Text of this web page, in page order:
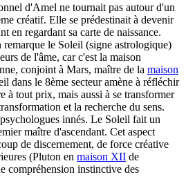
d'Amel ne tournait pas autour d'un
créatif. Elle se prédestinait à devenir
en regardant sa carte de naissance.
le Soleil (signe astrologique)
de l'âme, car c'est la maison
conjoint à Mars, maître de la maison
dans le 8ème secteur amène à réfléchir
à tout prix, mais aussi à se transformer
et la recherche du sens.
innés. Le Soleil fait un
maître d'ascendant. Cet aspect
de discernement, de force créative
(Pluton en maison XII de
compréhension instinctive des